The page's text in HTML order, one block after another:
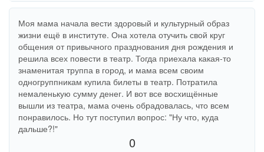
Моя мама начала вести здоровый и культурный образ
жизни ещё в институте. Она хотела отучить свой круг
общения от привычного празднования дня рождения и
решила всех повести в театр. Тогда приехала какая-то
знаменитая труппа в город, и мама всем своим
одногруппникам купила билеты в театр. Потратила
немаленькую сумму денег. И вот все восхищённые
вышли из театра, мама очень обрадовалась, что всем
понравилось. Но тут поступил вопрос: "Ну что, куда
дальше?!"
0